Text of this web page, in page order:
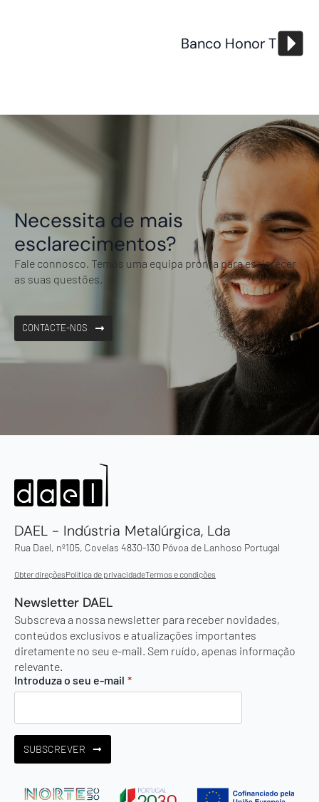
Banco Honor T
Necessita de mais
esclarecimentos?
Fale connosco. Temos uma equipa pronta para esclarecer
as suas questões.
CONTACTE-NOS
DAEL - Indústria Metalúrgica, Lda
Rua Dael, nº105, Covelas 4830-130 Póvoa de Lanhoso Portugal
Obter direçõesPolítica de privacidadeTermos e condições
Newsletter DAEL
Subscreva a nossa newsletter para receber novidades,
conteúdos exclusivos e atualizações importantes
diretamente no seu e-mail. Sem ruído, apenas informação
relevante.
Introduza o seu e-mail *
SUBSCREVER